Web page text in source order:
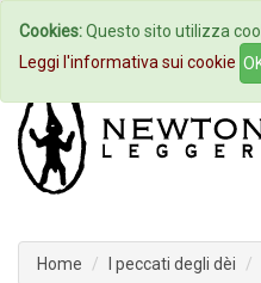
Home
Home I peccati degli dèi
Cookies:Questo sito utilizza
Leggi l'informativa sui cookie